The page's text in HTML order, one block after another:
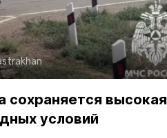
сохраняется высокая
условий